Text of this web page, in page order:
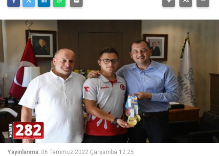
Yayınlanma: 06 Temmuz 2022 Çarşamba 12:25